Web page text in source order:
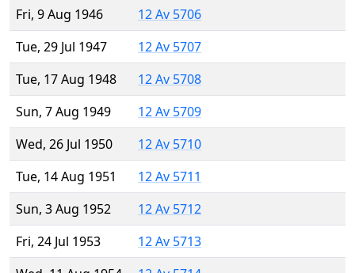
Fri, 9 Aug 1946
12 Av 5706
Tue, 29 Jul 1947
12 Av 5707
Tue, 17 Aug 1948
12 Av 5708
Sun, 7 Aug 1949
12 Av 5709
Wed, 26 Jul 1950
12 Av 5710
Tue, 14 Aug 1951
12 Av 5711
Sun, 3 Aug 1952
12 Av 5712
Fri, 24 Jul 1953
12 Av 5713